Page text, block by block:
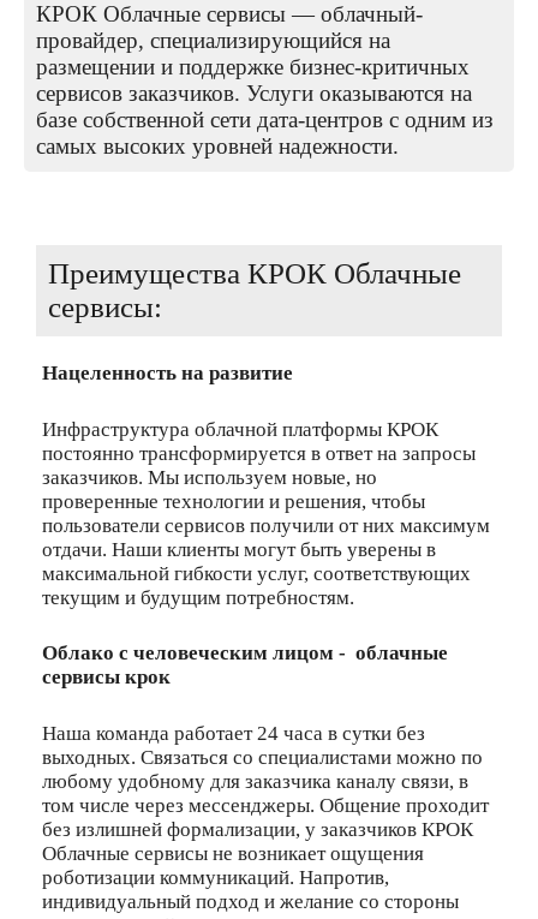
КРОК Облачные сервисы — облачный-
провайдер, специализирующийся на
размещении и поддержке бизнес-критичных
сервисов заказчиков. Услуги оказываются на
базе собственной сети дата-центров с одним из
самых высоких уровней надежности.
Преимущества КРОК Облачные
сервисы:
Нацеленность на развитие
Инфраструктура облачной платформы КРОК
постоянно трансформируется в ответ на запросы
заказчиков. Мы используем новые, но
проверенные технологии и решения, чтобы
пользователи сервисов получили от них максимум
отдачи. Наши клиенты могут быть уверены в
максимальной гибкости услуг, соответствующих
текущим и будущим потребностям.
Облако с человеческим лицом - облачные
сервисы крок
Наша команда работает 24 часа в сутки без
выходных. Связаться со специалистами можно по
любому удобному для заказчика каналу связи, в
том числе через мессенджеры. Общение проходит
без излишней формализации, у заказчиков КРОК
Облачные сервисы не возникает ощущения
роботизации коммуникаций. Напротив,
индивидуальный подход и желание со стороны